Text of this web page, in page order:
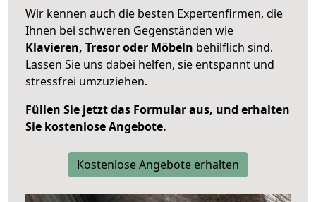
Wir kennen auch die besten Expertenfirmen, die
Ihnen bei schweren Gegenständen wie
Klavieren, Tresor oder Möbeln behilflich sind.
Lassen Sie uns dabei helfen, sie entspannt und
stressfrei umzuziehen.
Füllen Sie jetzt das Formular aus, und erhalten
Sie kostenlose Angebote.
Kostenlose Angebote erhalten